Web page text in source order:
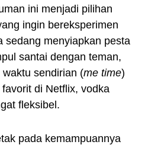
ini menjadi pilihan
ingin bereksperimen
sedang menyiapkan pesta
santai dengan teman,
sendirian (me time)
di Netflix, vodka
fleksibel.
pada kemampuannya